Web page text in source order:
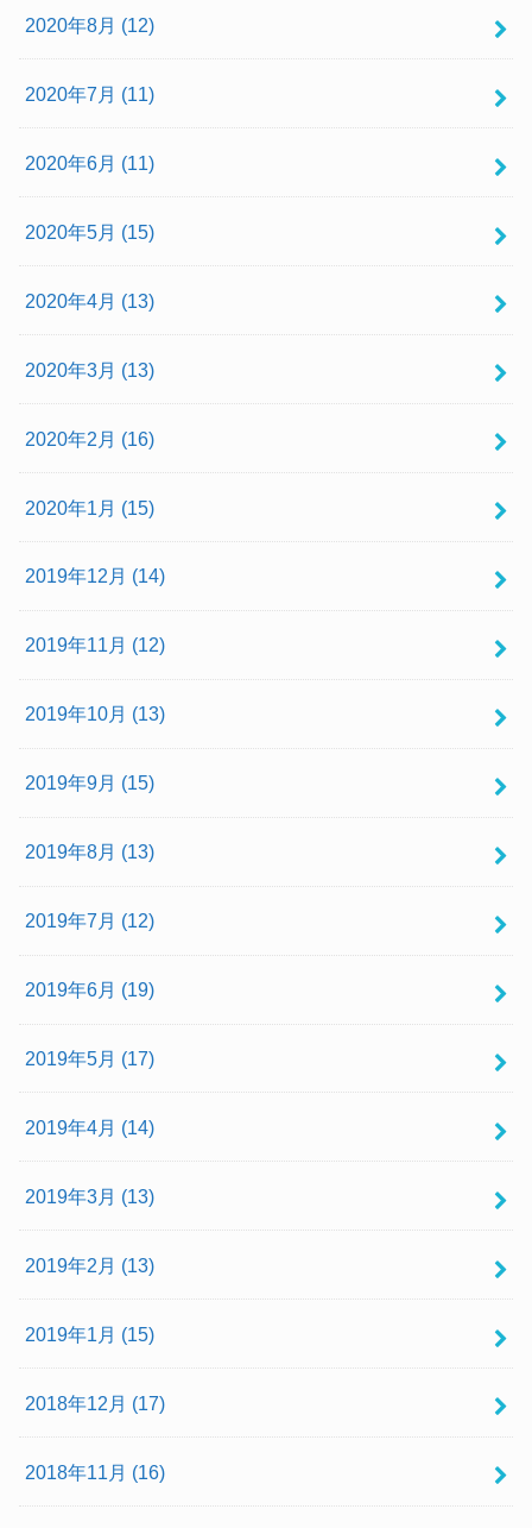
2020年8月 (12)
2020年7月 (11)
2020年6月 (11)
2020年5月 (15)
2020年4月 (13)
2020年3月 (13)
2020年2月 (16)
2020年1月 (15)
2019年12月 (14)
2019年11月 (12)
2019年10月 (13)
2019年9月 (15)
2019年8月 (13)
2019年7月 (12)
2019年6月 (19)
2019年5月 (17)
2019年4月 (14)
2019年3月 (13)
2019年2月 (13)
2019年1月 (15)
2018年12月 (17)
2018年11月 (16)